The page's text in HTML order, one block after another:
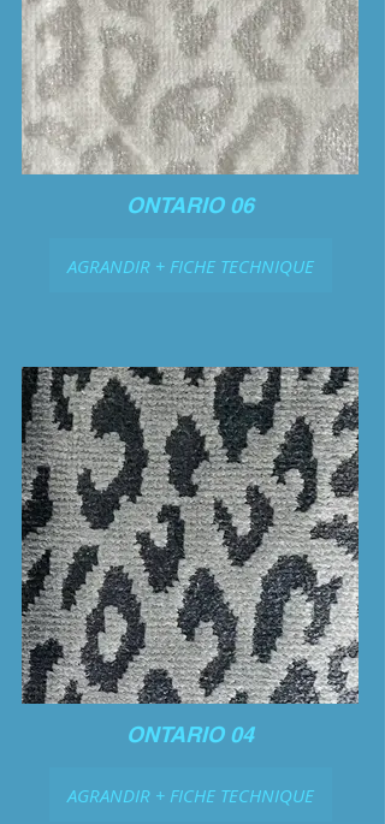
ONTARIO 06
AGRANDIR + FICHE TECHNIQUE
ONTARIO 04
AGRANDIR + FICHE TECHNIQUE